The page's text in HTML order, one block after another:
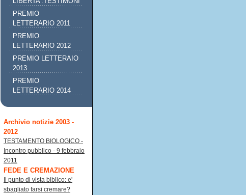
PREMIO
LETTERARIO 2011
PREMIO
LETTERARIO 2012
PREMIO LETTERAIO
2013
PREMIO
LETTERARIO 2014
Archivio notizie 2003 -
2012
TESTAMENTO BIOLOGICO -
Incontro pubblico - 9 febbraio
2011
FEDE E CREMAZIONE
Il punto di vista biblico: e'
sbagliato farsi cremare?